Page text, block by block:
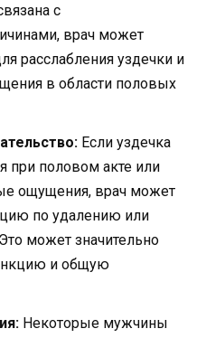
с
врач может
расслабления уздечки и
в области половых
Если уздечка
при половом акте или
ощущения, врач может
по удалению или
может значительно
и общую
Некоторые мужчины